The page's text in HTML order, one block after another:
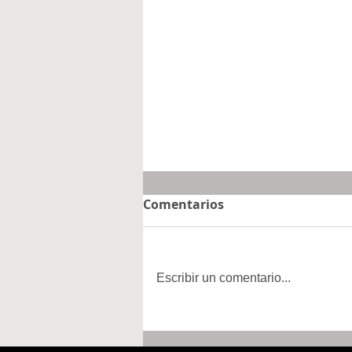
Concluyen Asambleas
para la Relocalización;
Comentarios
Escribir un comentario...